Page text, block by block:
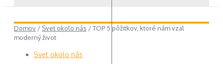
Domov / Svet okolo nás /TOP 5 pôžitkov, ktoré nám vzal
moderný život
Svet okolo nás